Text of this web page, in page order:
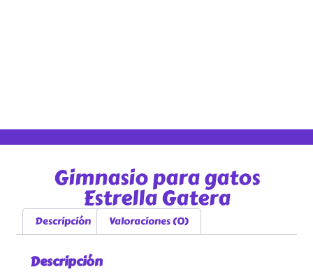
Gimnasio para gatos
Estrella Gatera
Descripción Valoraciones (0)
Descripción